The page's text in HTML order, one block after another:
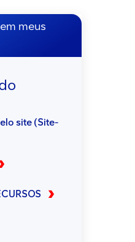
meus
site (Site-